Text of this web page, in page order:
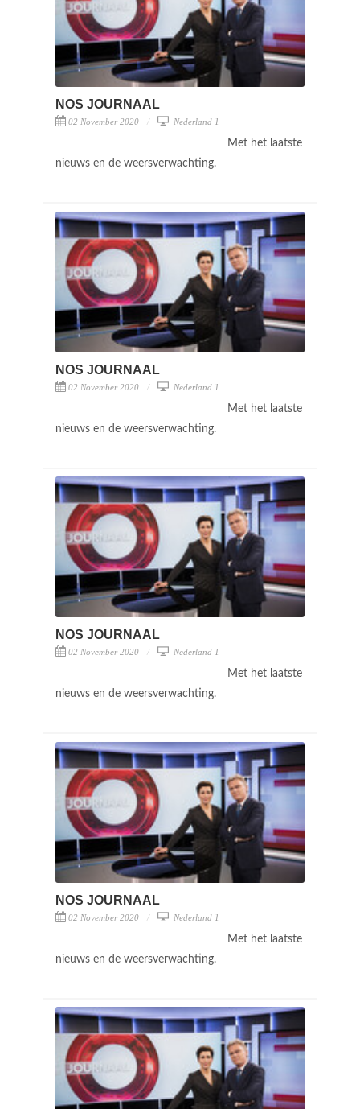
NOS JOURNAAL
02 November 2020 Nederland 1
Met het laatste
nieuws en de weersverwachting.
NOS JOURNAAL
02 November 2020 Nederland 1
Met het laatste
nieuws en de weersverwachting.
NOS JOURNAAL
02 November 2020 Nederland 1
Met het laatste
nieuws en de weersverwachting.
NOS JOURNAAL
02 November 2020 Nederland 1
Met het laatste
nieuws en de weersverwachting.